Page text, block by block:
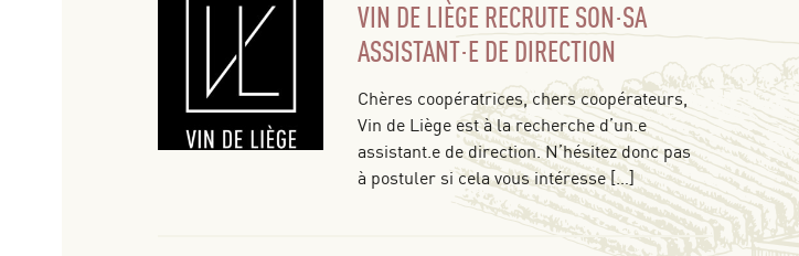
VIN DE LIÈGE RECRUTE SON·SA
ASSISTANT·E DE DIRECTION
Chères coopératrices, chers coopérateurs,
Vin de Liège est à la recherche d’un.e
assistant.e de direction. N’hésitez donc pas
à postuler si cela vous intéresse […]